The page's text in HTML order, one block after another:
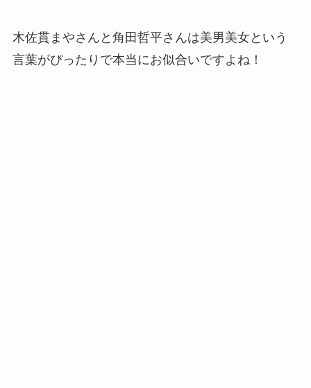
木佐貫まやさんと角田哲平さんは美男美女という
言葉がぴったりで本当にお似合いですよね！